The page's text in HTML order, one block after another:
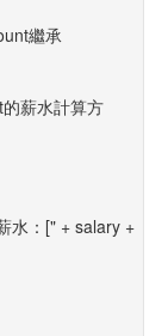
繼承
薪水計算方
水：[" + salary +